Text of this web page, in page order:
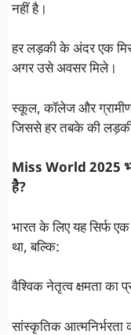
नहीं है।
हर लड़की के अंदर एक
अगर उसे अवसर मिले।
स्कूल, कॉलेज और
जिससे हर तबके की
Miss World 2025
है?
भारत के लिए यह सिर्फ एक
था, बल्कि:
वैश्विक नेतृत्व क्षमता का
सांस्कृतिक आत्मनिर्भरता